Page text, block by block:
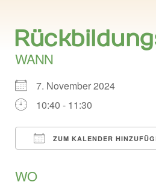
WANN
7. November 2024
10:40 - 11:30
ZUM KALENDER
WO